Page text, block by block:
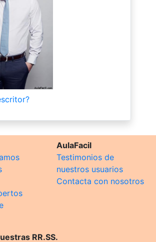
AulaFacil
Testimonios de
nuestros usuarios
Contacta con nosotros
RR.SS.